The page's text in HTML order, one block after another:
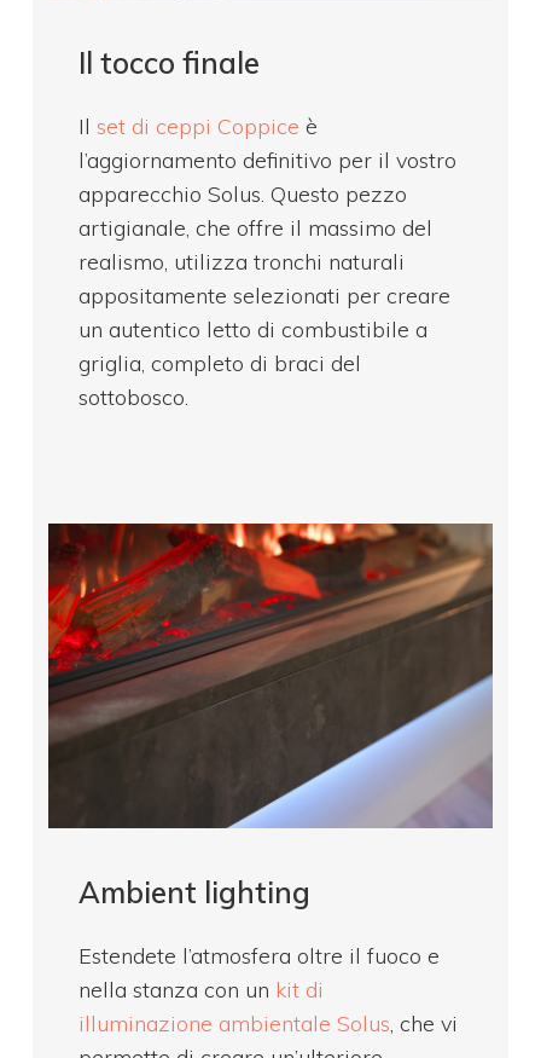
Il tocco finale
Ilset di ceppi Coppice è
l’aggiornamento definitivo per il vostro
apparecchio Solus. Questo pezzo
artigianale, che offre il massimo del
realismo, utilizza tronchi naturali
appositamente selezionati per creare
un autentico letto di combustibile a
griglia, completo di braci del
sottobosco.
Ambient lighting
Estendete l’atmosfera oltre il fuoco e
nella stanza con un kit di
illuminazione ambientale Solus, che vi